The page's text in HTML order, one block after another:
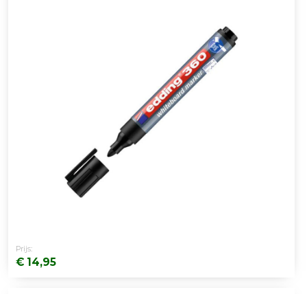
Prijs:
€ 14,95